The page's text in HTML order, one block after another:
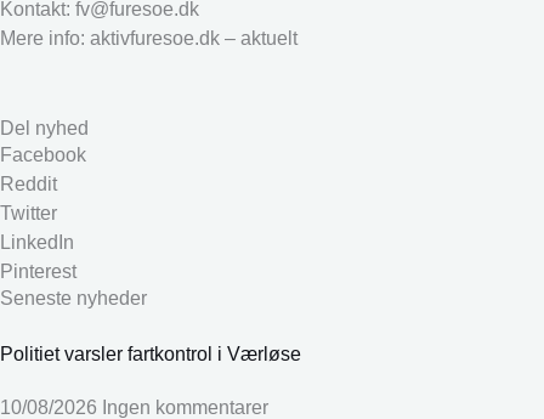
Kontakt: fv@furesoe.dk
Mere info: aktivfuresoe.dk – aktuelt
Del nyhed
Facebook
Reddit
Twitter
LinkedIn
Pinterest
Seneste nyheder
Politiet varsler fartkontrol i Værløse
10/08/2026 Ingen kommentarer